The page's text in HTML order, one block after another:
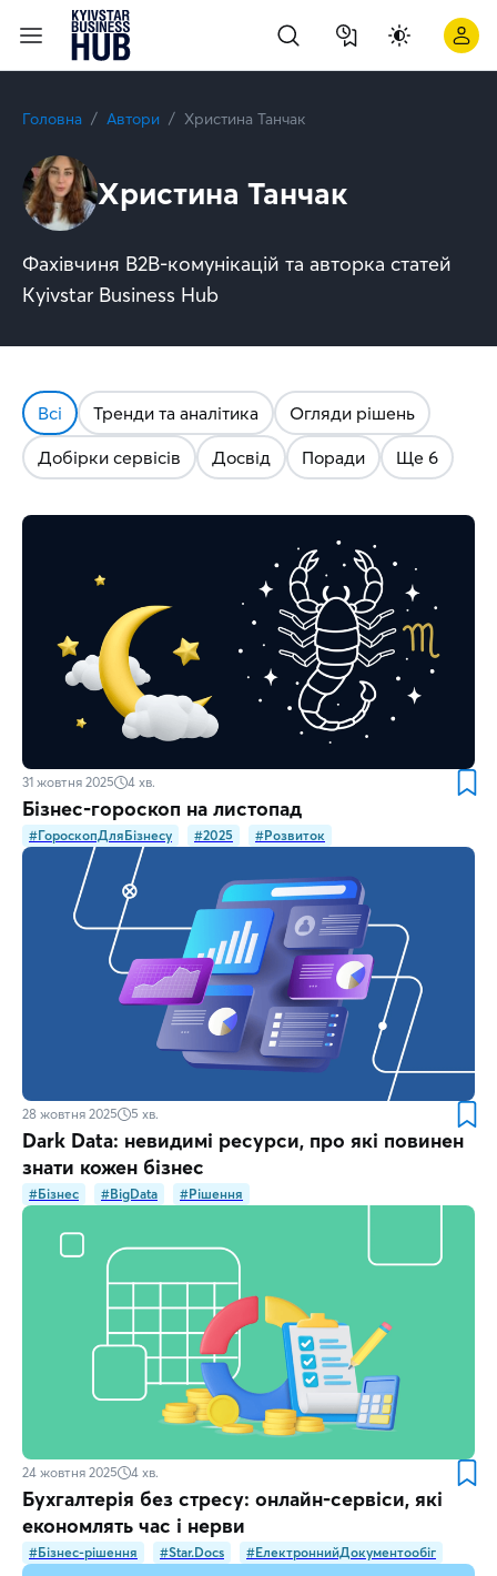
Головна Автори Христина Танчак
Христина Танчак
Фахівчиня В2В-комунікацій та авторка статей
Kyivstar Business Hub
Всі Тренди та аналітика
Огляди рішень
Добірки сервісів
Досвід Поради Ще 6
31 жовтня 2025 4 хв.
Бізнес-гороскоп на листопад
#ГороскопДляБізнесу #2025 #Розвиток
28 жовтня 2025 5 хв.
Dark Data: невидимі ресурси, про які повинен
знати кожен бізнес
#Бізнес #BigData #Рішення
24 жовтня 2025 4 хв.
Бухгалтерія без стресу: онлайн-сервіси, які
економлять час і нерви
#Бізнес-рішення #Star.Docs #ЕлектроннийДокументообіг
Автор Христина Танчак | Kyivstar Business Hub - Сторінка 2